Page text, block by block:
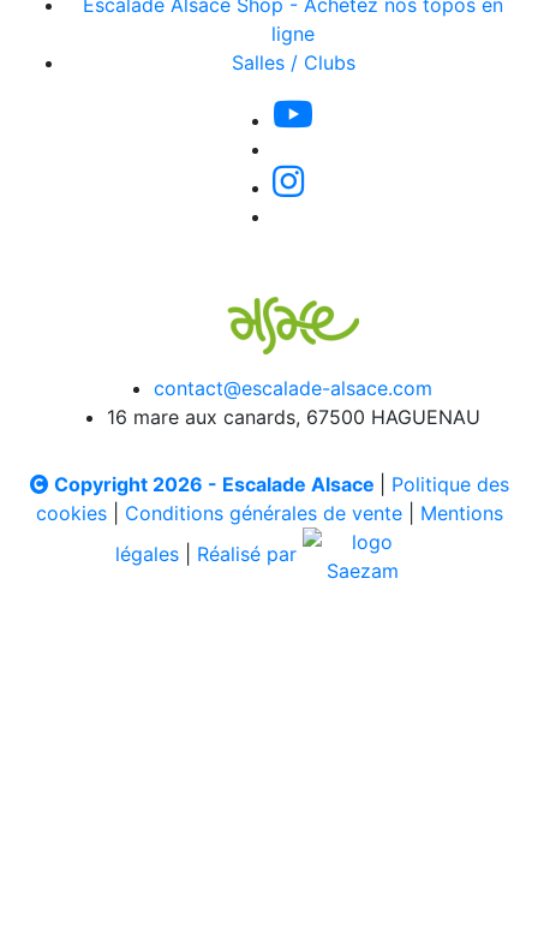
Escalade Alsace Shop - Achetez nos topos en
ligne
Salles / Clubs
contact@escalade-alsace.com
16 mare aux canards, 67500 HAGUENAU
Copyright 2026 - Escalade Alsace
Politique des
cookies| Conditions générales de vente| Mentions
légales
Réalisé par